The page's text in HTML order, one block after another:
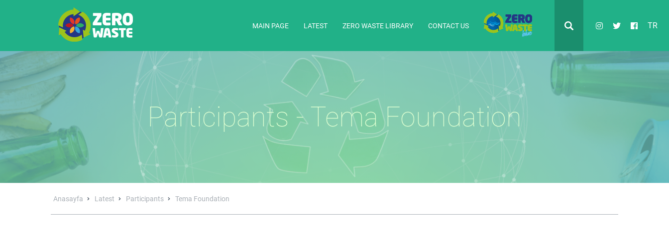
TR
MAIN PAGE LATEST ZERO WASTE LIBRARY CONTACT US
Participants - Tema Foundation
Anasayfa Latest Participants Tema Foundation